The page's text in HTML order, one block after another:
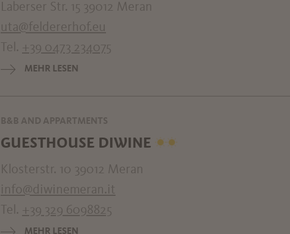
Laberser Str. 15 39012 Meran
uta@feldererhof.eu
Tel. +39 0473 234075
MEHR LESEN
B&B AND APPARTMENTS
GUESTHOUSE DIWINE
Klosterstr. 10 39012 Meran
info@diwinemeran.it
Tel. +39 329 6098825
MEHR LESEN